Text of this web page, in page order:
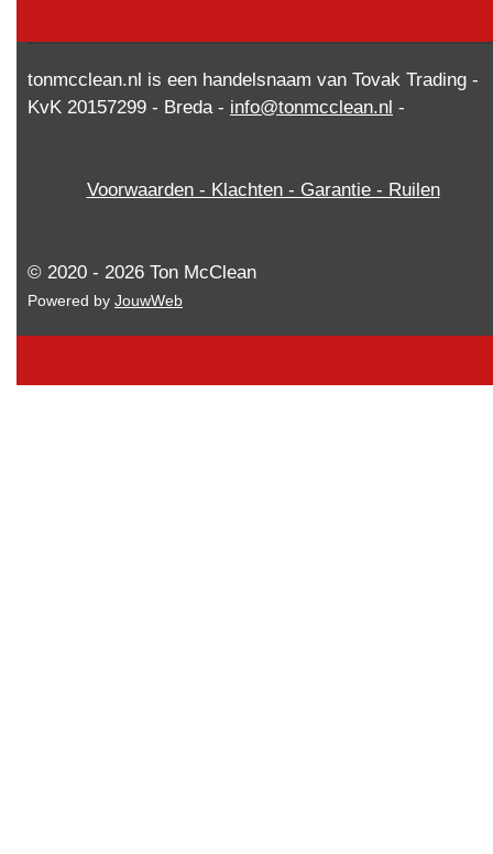
tonmcclean.nl is een handelsnaam van Tovak Trading -
KvK 20157299 - Breda - info@tonmcclean.nl -
Voorwaarden - Klachten - Garantie - Ruilen
© 2020 - 2026 Ton McClean
Powered by JouwWeb